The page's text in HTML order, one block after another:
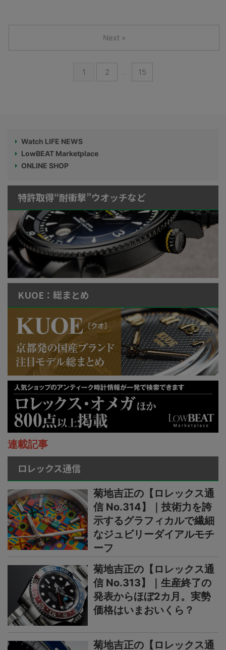
1 2 … 15
Next »
Watch LIFE NEWS
LowBEAT Marketplace
ONLINE SHOP
特許取得“耐衝撃”ウオッチなど
KUOE：総まとめ
連載記事
ロレックス通信
菊地吉正の【ロレックス通
信 No.314】｜技術力を誇
示するグラフィカルで繊細
なジュビリーダイアルモチ
ーフ
菊地吉正の【ロレックス通
信 No.313】｜生産終了の
発表からほぼ2カ月。実勢
価格はいまおいくら？
菊地吉正の【ロレックス通